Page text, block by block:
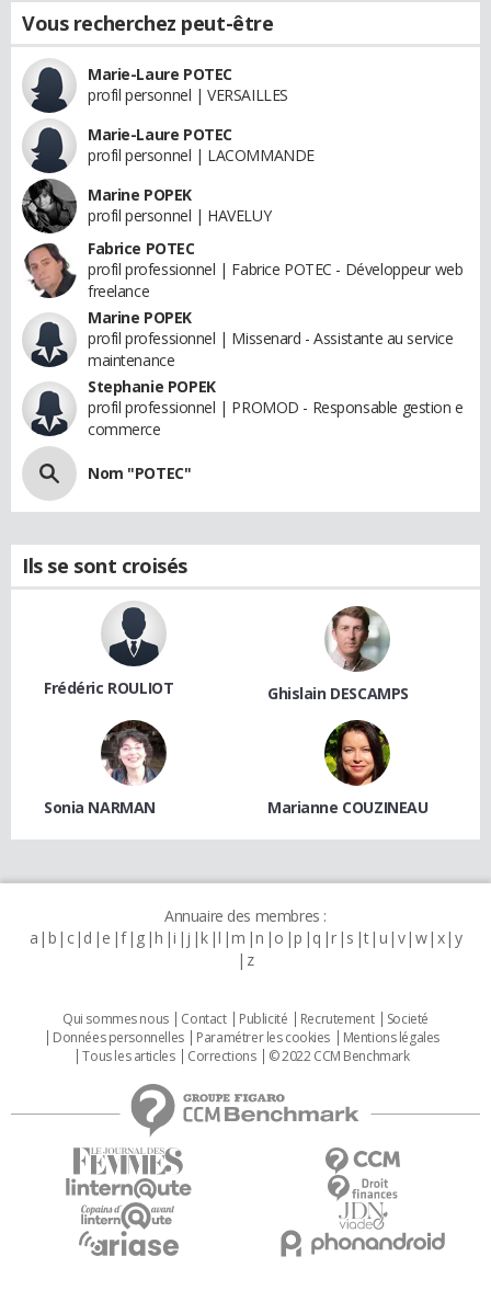
Vous recherchez peut-être
Marie-Laure POTEC
profil personnel | VERSAILLES
Marie-Laure POTEC
profil personnel | LACOMMANDE
Marine POPEK
profil personnel | HAVELUY
Fabrice POTEC
profil professionnel | Fabrice POTEC - Développeur web
freelance
Marine POPEK
profil professionnel | Missenard - Assistante au service
maintenance
Stephanie POPEK
profil professionnel | PROMOD - Responsable gestion e
commerce
Nom "POTEC"
Ils se sont croisés
Frédéric ROULIOT Ghislain DESCAMPS
Sonia NARMAN Marianne COUZINEAU
Annuaire des membres :
a b c d e f g h i j k l m n o p q r s t u v w x y
z
Qui sommes nous Contact Publicité Recrutement
Societé
Données personnelles
Paramétrer les cookies
Mentions légales
Tous les articles
Corrections © 2022 CCM Benchmark